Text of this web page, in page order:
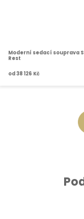
Moderní sedací souprava
Rest
od 38 126 Kč